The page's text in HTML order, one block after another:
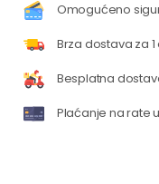
Omogućeno
Brza dostava za
Besplatna
Plaćanje na rate